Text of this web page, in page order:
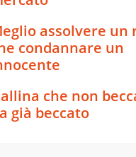
assolvere un
condannare un
che non
già beccato